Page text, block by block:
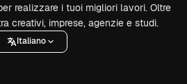
realizzare i tuoi migliori lavori. Oltre
creativi, imprese, agenzie e studi.
Italiano